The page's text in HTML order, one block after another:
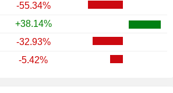
-55.34%
+38.14%
-32.93%
-5.42%